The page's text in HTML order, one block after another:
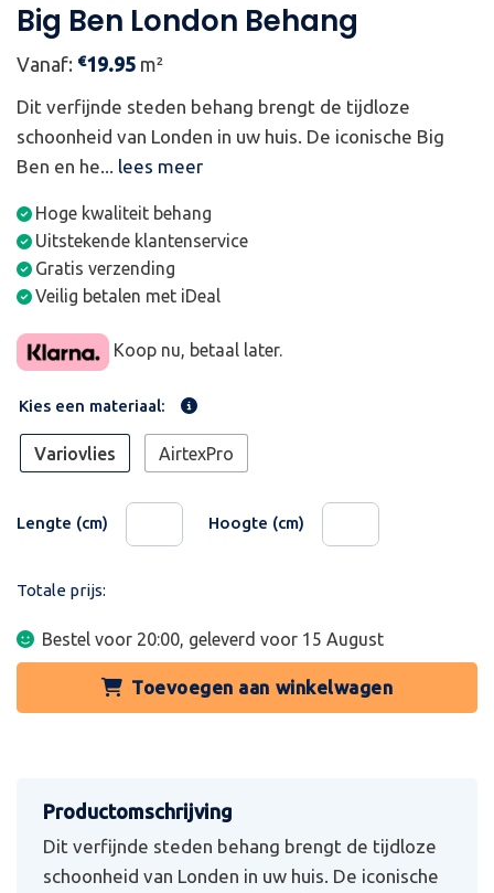
Big Ben London Behang
Vanaf: €19.95 m²
Dit verfijnde steden behang brengt de tijdloze
schoonheid van Londen in uw huis. De iconische Big
Ben en he... lees meer
Hoge kwaliteit behang
Uitstekende klantenservice
Gratis verzending
Veilig betalen met iDeal
Koop nu, betaal later.
Kies een materiaal:
Variovlies AirtexPro
Lengte (cm) Hoogte (cm)
Totale prijs:
Bestel voor 20:00, geleverd voor 15 August
Toevoegen aan winkelwagen
Dit verfijnde steden behang brengt de tijdloze
schoonheid van Londen in uw huis. De iconische